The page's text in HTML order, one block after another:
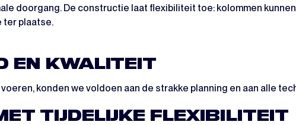
doorgang. De constructie laat flexibiliteit toe: kolommen
ter plaatse.
EN KWALITEIT
konden we voldoen aan de strakke planning en aan alle
TIJDELIJKE FLEXIBILITEIT